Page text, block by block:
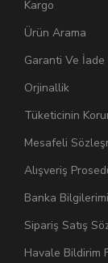
Kargo
Ürün Arama
Garanti Ve İade
Orjinallik
Tüketicinin
Mesafeli
Alışveriş
Banka
Sipariş Satış
Havale Bildirim